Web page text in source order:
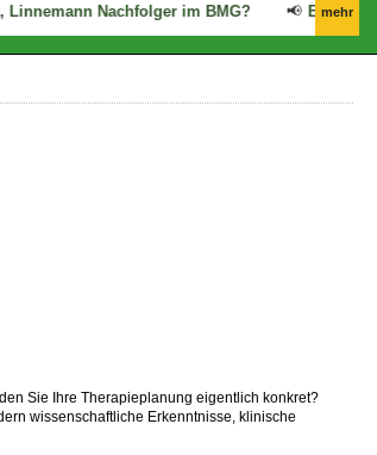
Nachfolger im BMG? Ergo:mehr
Sie Ihre Therapieplanung eigentlich konkret?
wissenschaftliche Erkenntnisse, klinische